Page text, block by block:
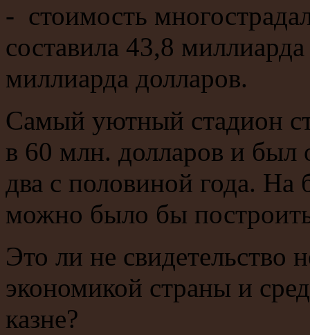
- стоимость
составила 43,8
миллиарда долларов.
Самый уютный стадион
в 60 млн. долларов и был
два с половиной года.
можно было бы
Это ли не свидетельство
экономикой страны и
казне?